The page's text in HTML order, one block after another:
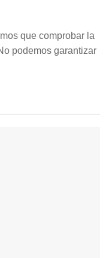
que comprobar la
podemos garantizar